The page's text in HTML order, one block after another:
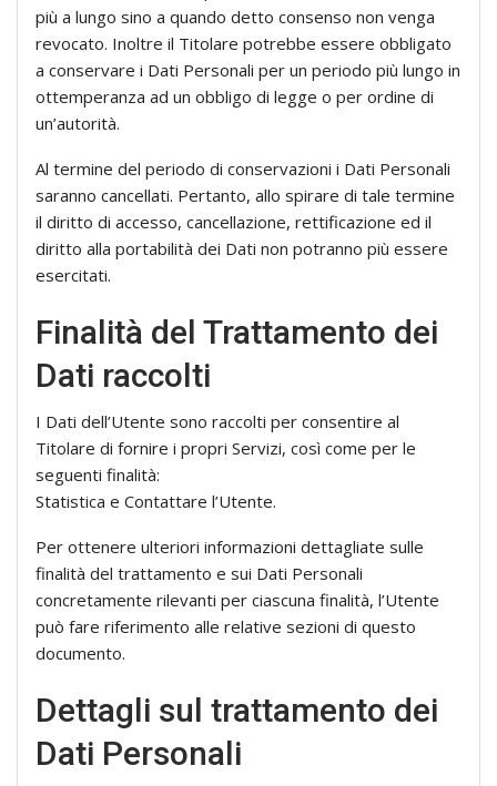
più a lungo sino a quando detto consenso non venga
revocato. Inoltre il Titolare potrebbe essere obbligato
a conservare i Dati Personali per un periodo più lungo in
ottemperanza ad un obbligo di legge o per ordine di
un’autorità.
Al termine del periodo di conservazioni i Dati Personali
saranno cancellati. Pertanto, allo spirare di tale termine
il diritto di accesso, cancellazione, rettificazione ed il
diritto alla portabilità dei Dati non potranno più essere
esercitati.
Finalità del Trattamento dei
Dati raccolti
I Dati dell’Utente sono raccolti per consentire al
Titolare di fornire i propri Servizi, così come per le
seguenti finalità:
Statistica e Contattare l’Utente.
Per ottenere ulteriori informazioni dettagliate sulle
finalità del trattamento e sui Dati Personali
concretamente rilevanti per ciascuna finalità, l’Utente
può fare riferimento alle relative sezioni di questo
documento.
Dettagli sul trattamento dei
Dati Personali